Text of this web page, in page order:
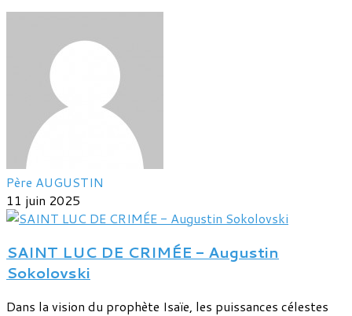
Père AUGUSTIN
11 juin 2025
SAINT LUC DE CRIMÉE - Augustin
Sokolovski
Dans la vision du prophète Isaïe, les puissances célestes